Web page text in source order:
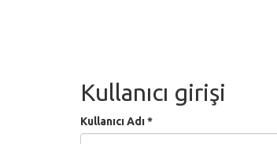
Kullanıcı girişi
Kullanıcı Adı*